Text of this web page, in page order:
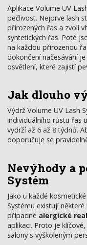
Aplikace Volume UV
pečlivost. Nejprve lash
přirozených řas a zvolí
syntetických řas. Poté
na každou přirozenou
dokončení načesávání
osvětlení, které zajistí
Jak dlouho
Výdrž Volume UV Lash
individuálního růstu řas
vydrží až 6 až 8 týdnů.
doporučuje se
Nevýhody a
Systém
Jako u každé
Systému existují
případné alergické
aplikaci. Proto je
salony s vyškoleným